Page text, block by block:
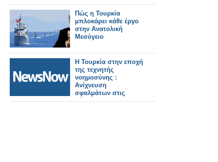
Πώς η Τουρκία
μπλοκάρει κάθε έργο
στην Ανατολική
Μεσόγειο
Η Τουρκία στην εποχή
της τεχνητής
νοημοσύνης :
Ανίχνευση
σφαλμάτων στις
ράγες πριν